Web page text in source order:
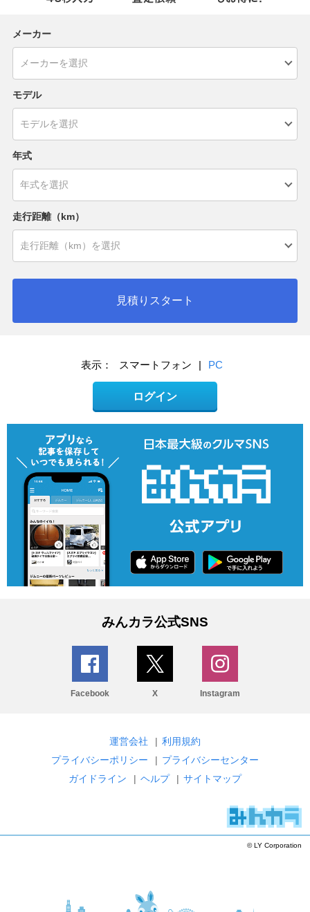
メーカー
モデル
年式
走行距離（km）
見積りスタート
表示： スマートフォン | PC
ログイン
みんカラ公式SNS
Facebook X Instagram
運営会社 | 利用規約
プライバシーポリシー
| プライバシーセンター
ガイドライン
| ヘルプ | サイトマップ
© LY Corporation